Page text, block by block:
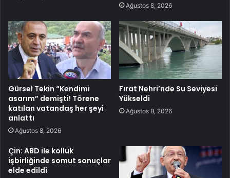
Ağustos 8, 2026
Gürsel Tekin “Kendimi
asarım” demişti! Törene
katılan vatandaş her şeyi
anlattı
Ağustos 8, 2026
Fırat Nehri’nde Su Seviyesi
Yükseldi
Ağustos 8, 2026
Çin: ABD ile kolluk
işbirliğinde somut sonuçlar
elde edildi